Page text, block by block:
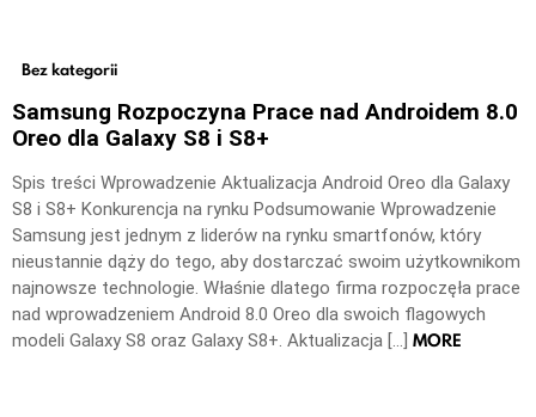
Bez kategorii
Samsung Rozpoczyna Prace nad Androidem 8.0
Oreo dla Galaxy S8 i S8+
Spis treści Wprowadzenie Aktualizacja Android Oreo dla Galaxy
S8 i S8+ Konkurencja na rynku Podsumowanie Wprowadzenie
Samsung jest jednym z liderów na rynku smartfonów, który
nieustannie dąży do tego, aby dostarczać swoim użytkownikom
najnowsze technologie. Właśnie dlatego firma rozpoczęła prace
nad wprowadzeniem Android 8.0 Oreo dla swoich flagowych
modeli Galaxy S8 oraz Galaxy S8+. Aktualizacja […] MORE